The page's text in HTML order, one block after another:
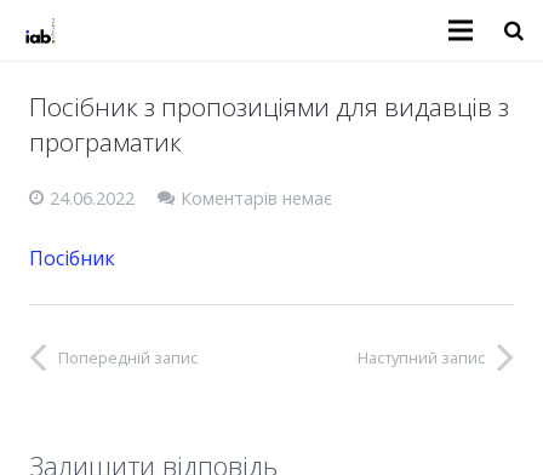
Посібник з пропозиціями для видавців з
програматик
24.06.2022 Коментарів немає
Посібник
Попередній запис Наступний запис
Залишити відповідь